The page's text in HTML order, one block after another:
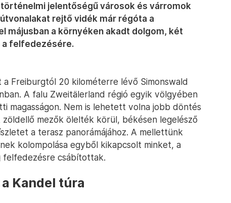
jelentőségű városok és várromok
rejtő vidék már régóta a
májusban a környéken akadt dolgom, két
a felfedezésére.
Freiburgtól 20 kilométerre lévő Simonswald
A falu Zweitälerland régió egyik völgyében
magasságon. Nem is lehetett volna jobb döntés
mezők ölelték körül, békésen legelésző
a terasz panorámájához. A mellettünk
kolompolása egyből kikapcsolt minket, a
felfedezésre csábítottak.
Kandel túra